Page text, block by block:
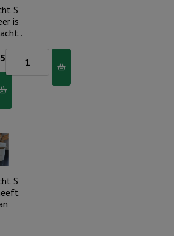
S
is
Windlicht
S
-
De
is
mijn
aantal
S